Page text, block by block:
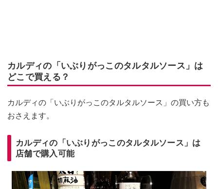
カルディの「いぶりがっこのタルタルソース」は
どこで買える？
カルディの「いぶりがっこのタルタルソース」の買い方も
おさえます。
カルディの「いぶりがっこのタルタルソース」は
店舗で購入可能